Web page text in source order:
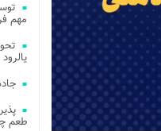
مهم
یالرود
طعم